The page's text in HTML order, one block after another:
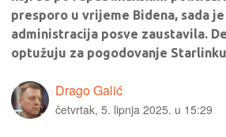
presporo u vrijeme Bidena, sada
administracija posve zaustavila.
optužuju za pogodovanje Starlinku
Drago Galić
četvrtak, 5. lipnja 2025. u 15:29